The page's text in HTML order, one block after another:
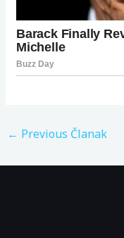
← Previous Članak